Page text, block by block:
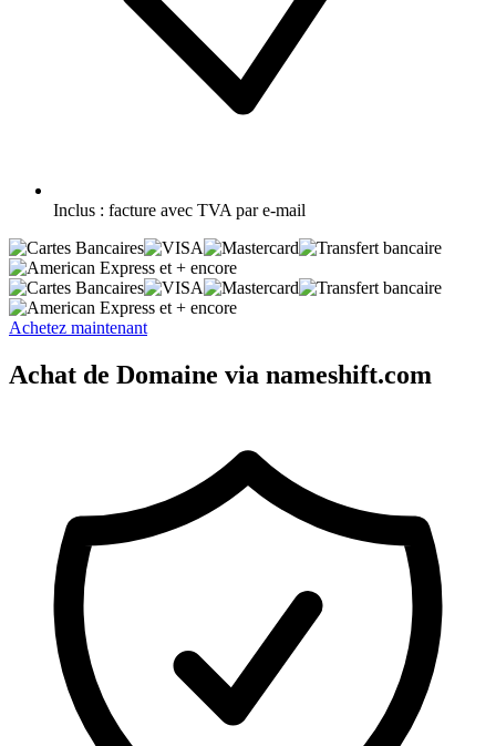
Inclus : facture avec TVA par e-mail
et + encore
et + encore
Achetez maintenant
Achat de Domaine via nameshift.com